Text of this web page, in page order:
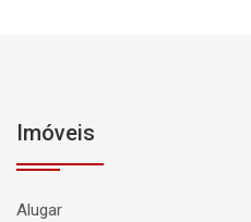
Imóveis
Alugar